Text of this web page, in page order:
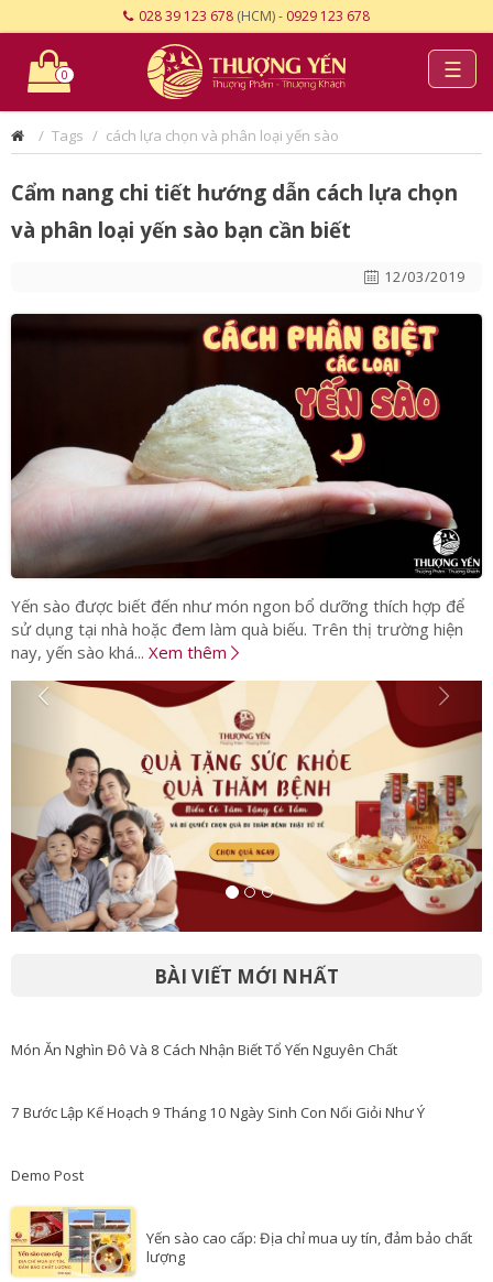
028 39 123 678 (HCM) - 0929 123 678
☰
0
Tags cách lựa chọn và phân loại yến sào
Cẩm nang chi tiết hướng dẫn cách lựa chọn
và phân loại yến sào bạn cần biết
12/03/2019
Yến sào được biết đến như món ngon bổ dưỡng thích hợp để
sử dụng tại nhà hoặc đem làm quà biếu. Trên thị trường hiện
nay, yến sào khá... Xem thêm
BÀI VIẾT MỚI NHẤT
Món Ăn Nghìn Đô Và 8 Cách Nhận Biết Tổ Yến Nguyên Chất
7 Bước Lập Kế Hoạch 9 Tháng 10 Ngày Sinh Con Nối Giỏi Như Ý
Demo Post
Yến sào cao cấp: Địa chỉ mua uy tín, đảm bảo chất
lượng